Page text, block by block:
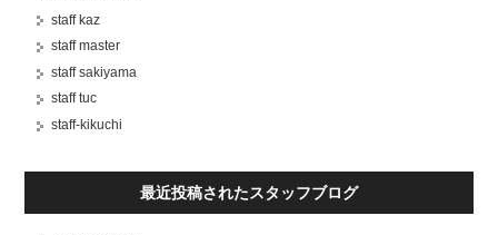
staff kaz
staff master
staff sakiyama
staff tuc
staff-kikuchi
最近投稿されたスタッフブログ